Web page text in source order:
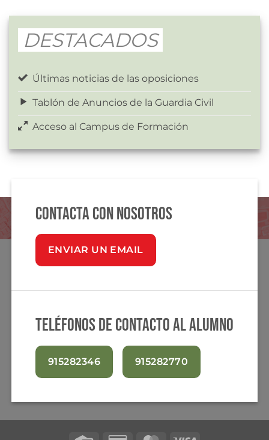
DESTACADOS
Últimas noticias de las oposiciones
Tablón de Anuncios de la Guardia Civil
Acceso al Campus de Formación
Contacta con nosotros
ENVIAR UN EMAIL
Teléfonos de contacto al alumno
915282346 915282770